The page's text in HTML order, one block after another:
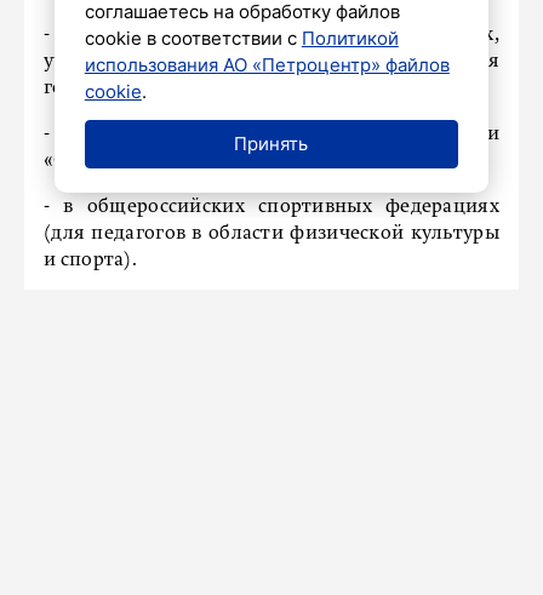
- в образовательных организациях,
учредителями которых являются
госкорпорации и госкомпании;
- в образовательных организациях «Сириуса» и
«Сколково»;
- в общероссийских спортивных федерациях
(для педагогов в области физической культуры
и спорта).
соглашаетесь на обработку файлов
cookie в соответствии с Политикой
использования АО «Петроцентр» файлов
cookie.
Принять